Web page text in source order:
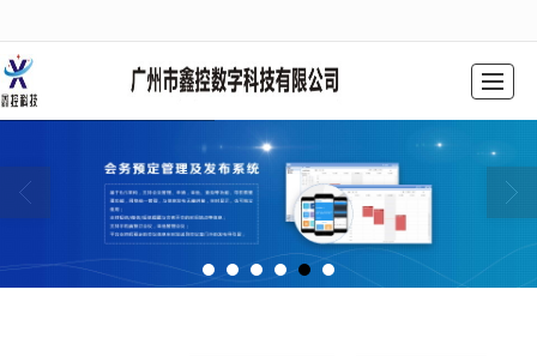
工程案例解决方案 联系我们 留言反馈